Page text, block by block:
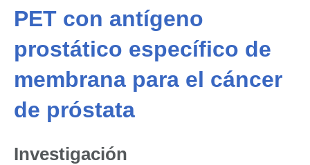
PET con antígeno
prostático específico de
membrana para el cáncer
de próstata
Investigación